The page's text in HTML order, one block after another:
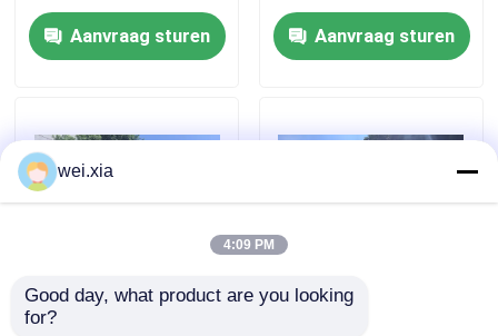
Kwaliteitscontrole
Nieuws
AAC-Autoclaaf
en hoog - kwaliteit
Aanvraag sturen
Industrieel,
Φ2.7mX22M
Aanvraag sturen
Houten Autoclaaf met
wei.xia
4:09 PM
Good day, what product are you looking
for?